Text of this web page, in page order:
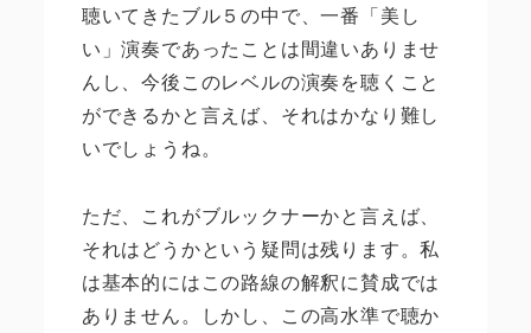
聴いてきたブル５の中で、一番「美し
い」演奏であったことは間違いありませ
んし、今後このレベルの演奏を聴くこと
ができるかと言えば、それはかなり難し
いでしょうね。
ただ、これがブルックナーかと言えば、
それはどうかという疑問は残ります。私
は基本的にはこの路線の解釈に賛成では
ありません。しかし、この高水準で聴か